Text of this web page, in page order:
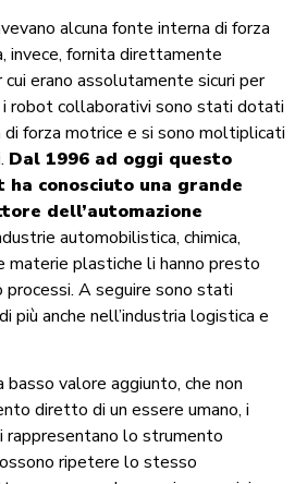
alcuna fonte interna di forza
invece, fornita direttamente
cui erano assolutamente sicuri per
i robot collaborativi sono stati dotati
forza motrice e si sono moltiplicati
Dal 1996 ad oggi questo
conosciuto una grande
dell’automazione
automobilistica, chimica,
plastiche li hanno presto
processi. A seguire sono stati
più anche nell’industria logistica e
basso valore aggiunto, che non
diretto di un essere umano, i
lo strumento
ripetere lo stesso